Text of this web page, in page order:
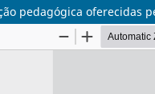
pedagógica oferecidas